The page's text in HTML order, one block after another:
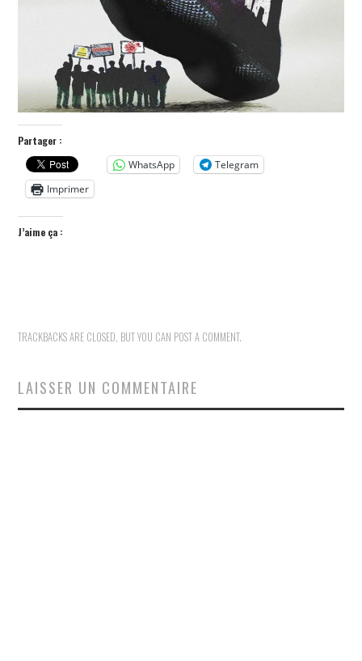
SPORT
Partager :
WhatsApp
Telegram
Imprimer
J’aime ça :
TRACKBACKS ARE CLOSED, BUT YOU CAN POST A COMMENT.
LAISSER UN COMMENTAIRE